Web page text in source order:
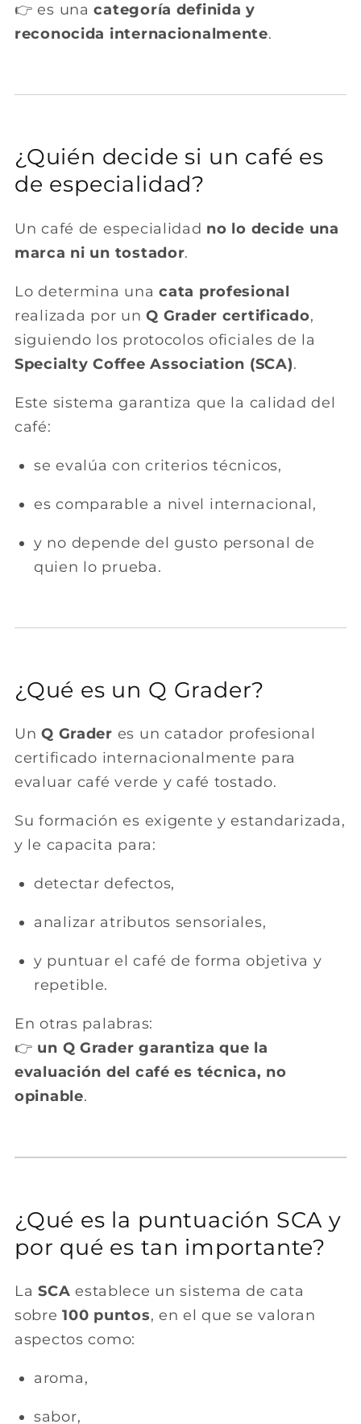
👉 es unacategoría definida y
reconocida internacionalmente.
¿Quién decide si un café es
de especialidad?
Un café de especialidad no lo decide una
marca ni un tostador.
Lo determina unacata profesional
realizada por unQ Grader certificado,
siguiendo los protocolos oficiales de la
Specialty Coffee Association (SCA).
Este sistema garantiza que la calidad del
café:
se evalúa con criterios técnicos,
es comparable a nivel internacional,
y no depende del gusto personal de
quien lo prueba.
¿Qué es un Q Grader?
UnQ Grader es un catador profesional
certificado internacionalmente para
evaluar café verde y café tostado.
Su formación es exigente y estandarizada,
y le capacita para:
detectar defectos,
analizar atributos sensoriales,
y puntuar el café de forma objetiva y
repetible.
En otras palabras:
👉 un Q Grader garantiza que la
evaluación del café es técnica, no
opinable.
¿Qué es la puntuación SCA y
por qué es tan importante?
LaSCA establece un sistema de cata
sobre100 puntos, en el que se valoran
aspectos como:
aroma,
sabor,